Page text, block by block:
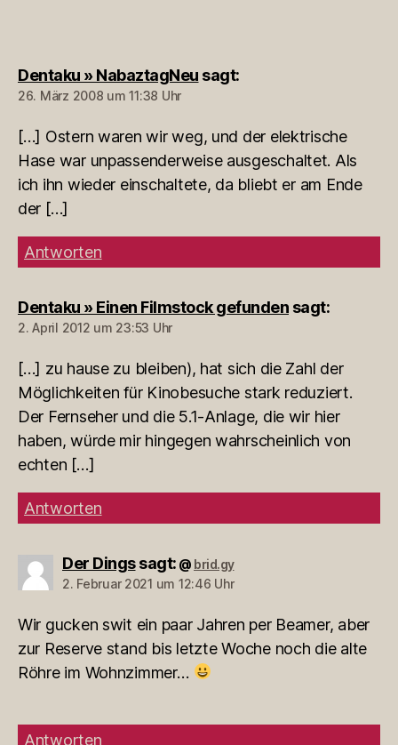
Dentaku » NabaztagNeu sagt:
26. März 2008 um 11:38 Uhr
[…] Ostern waren wir weg, und der elektrische
Hase war unpassenderweise ausgeschaltet. Als
ich ihn wieder einschaltete, da bliebt er am Ende
der […]
Antworten
Dentaku » Einen Filmstock gefunden sagt:
2. April 2012 um 23:53 Uhr
[…] zu hause zu bleiben), hat sich die Zahl der
Möglichkeiten für Kinobesuche stark reduziert.
Der Fernseher und die 5.1-Anlage, die wir hier
haben, würde mir hingegen wahrscheinlich von
echten […]
Antworten
Der Dings sagt: @ brid.gy
2. Februar 2021 um 12:46 Uhr
Wir gucken swit ein paar Jahren per Beamer, aber
zur Reserve stand bis letzte Woche noch die alte
Röhre im Wohnzimmer…
Antworten